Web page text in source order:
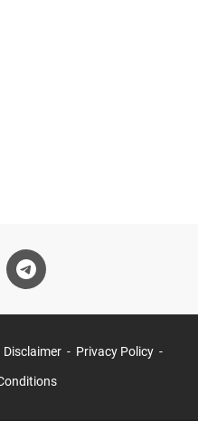
Disclaimer Privacy Policy